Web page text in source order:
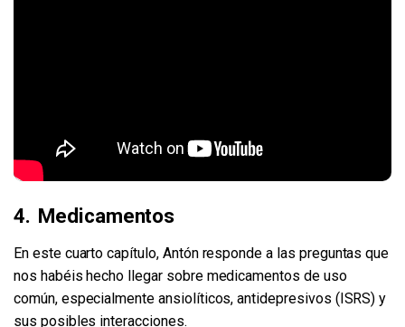
4. Medicamentos
En este cuarto capítulo, Antón responde a las preguntas que
nos habéis hecho llegar sobre medicamentos de uso
común, especialmente ansiolíticos, antidepresivos (ISRS) y
sus posibles interacciones.